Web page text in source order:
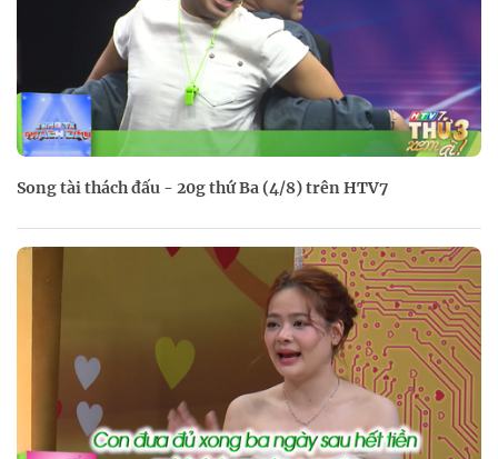
Song tài thách đấu - 20g thứ Ba (4/8) trên HTV7